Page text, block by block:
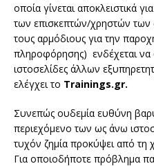
οποία γίνεται αποκλειστικά
των επισκεπτών/χρηστών των
τους αρμόδιους για την
πληροφόρησης) ενδέχεται
ιστοσελίδες άλλων
ελέγχει το Trainings.gr.
Συνεπώς ουδεμία ευθύνη
περιεχόμενο των ως άνω
τυχόν ζημία προκύψει από τη
Για οποιοδήποτε πρόβλημα